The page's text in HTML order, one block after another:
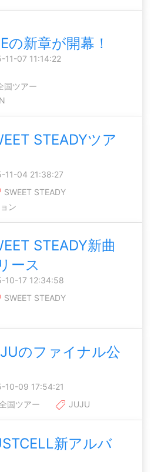
の新章が開幕！
11-07 11:14:22
国ツアー
STEADYツア
11-04 21:38:27
SWEET STEADY
ン
STEADY新曲
ース
10-17 12:34:58
SWEET STEADY
のファイナル公
10-09 17:54:21
国ツアー JUJU
新アルバ